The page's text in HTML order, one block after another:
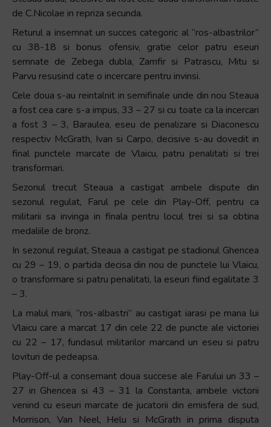
de C.Nicolae in repriza secunda.
Returul a insemnat un succes categoric al “ros-albastrilor”
cu 38-18 si bonus ofensiv, gratie celor patru eseuri
semnate de Zebega dubla, Zamfir si Patrascu, Mitu si
Parvu resusind cate o incercare pentru invinsi.
Cele doua s-au reintalnit in semifinale unde din nou Steaua
a fost cea care s-a impus, 33 – 27 si cu toate ca la incercari
a fost 3 – 3, Baraulea, eseu de penalizare si Diaconescu
respectiv McGrath, Ivan si Carpo, decisive s-au dovedit in
final punctele marcate de Vlaicu, patru penalitati si trei
transformari.
Sezonul trecut Steaua a castigat ambele dispute din
sezonul regulat, Farul pe cele din Play-Off, pentru ca
militarii sa invinga in finala pentru locul trei si sa obtina
medaliile de bronz.
In sezonul regulat, Steaua a castigat pe stadionul Ghencea
cu 29 – 19, o partida decisa din nou de punctele lui Vlaicu,
o transformare si patru penalitati, la eseuri fiind egalitate 3
– 3.
La malul marii, “ros-albastri” au castigat iarasi pe mana lui
Vlaicu care a marcat 17 din cele 22 de puncte ale victoriei
cu 22 – 17, fundasul militarilor marcand un eseu si patru
lovituri de pedeapsa.
Play-Off-ul a consemant doua succese ale Farului un 33 –
27 in Ghencea si 43 – 31 la Constanta, ambele victorii
venind cu eseuri marcate de jucatorii din emisfera de sud,
Morrison, Van Neel, Helu si McGrath in prima disputa